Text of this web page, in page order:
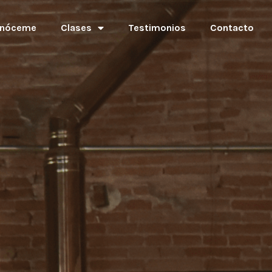
Clases Testimonios Contacto